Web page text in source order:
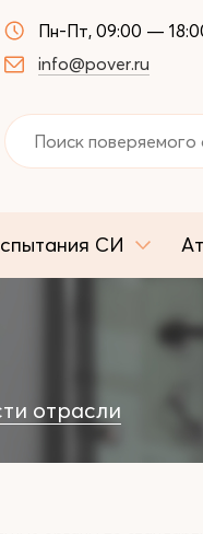
Пн-Пт, 09:00 —
info@pover.ru
СИ
отрасли